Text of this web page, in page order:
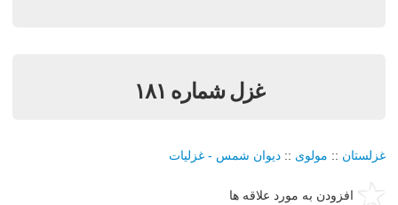
غزل شماره ۱۸۱
غزلستان :: مولوی :: دیوان شمس - غزلیات
افزودن به مورد علاقه ها